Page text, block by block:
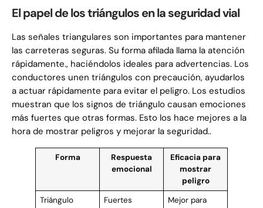
El papel de los triángulos en la seguridad vial
Las señales triangulares son importantes para mantener
las carreteras seguras. Su forma afilada llama la atención
rápidamente., haciéndolos ideales para advertencias. Los
conductores unen triángulos con precaución, ayudarlos
a actuar rápidamente para evitar el peligro. Los estudios
muestran que los signos de triángulo causan emociones
más fuertes que otras formas. Esto los hace mejores a la
hora de mostrar peligros y mejorar la seguridad..
Forma
Respuesta
emocional
Eficacia para
mostrar
peligro
Triángulo
Fuertes
Mejor para